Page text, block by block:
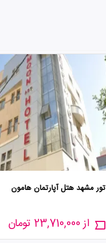
تور مشهد هتل آپارتمان هامون
از 23,710,000 تومان